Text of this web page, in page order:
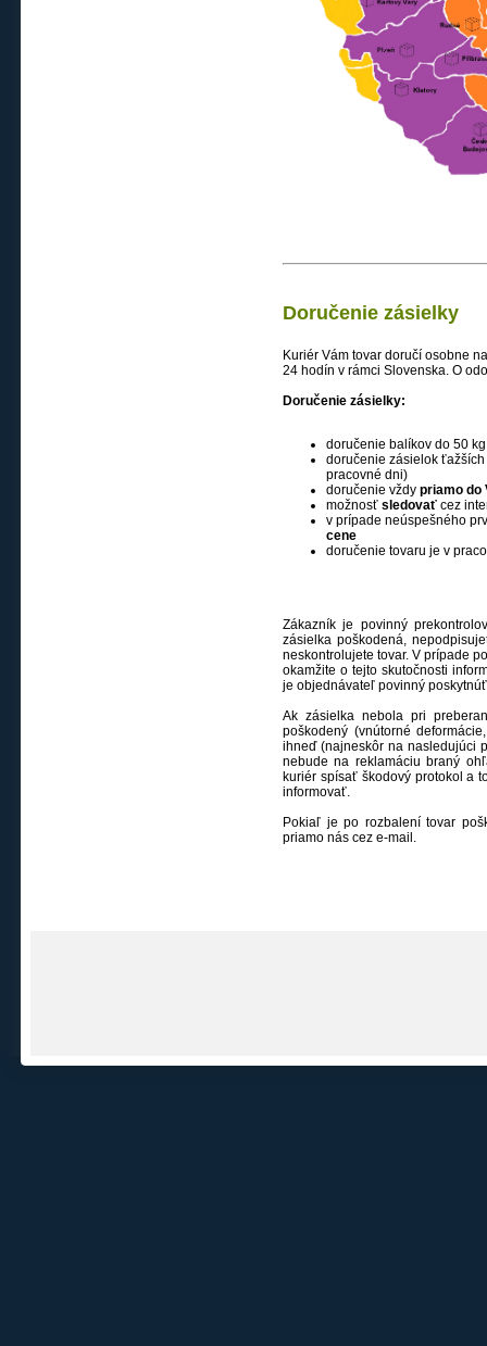
Doručenie zásielky
Kuriér Vám tovar doručí osobne
24 hodín v rámci Slovenska. O
Doručenie zásielky:
doručenie balíkov do 50
doručenie zásielok
pracovné dni)
doručenie vždy priamo do
možnosť sledovať cez
v prípade neúspešného
cene
doručenie tovaru je v
Zákazník je povinný
zásielka poškodená,
neskontrolujete tovar. V prípade
okamžite o tejto skutočnosti
je objednávateľ povinný
Ak zásielka nebola pri
poškodený (vnútorné
ihneď (najneskôr na nasledujúci
nebude na reklamáciu braný
kuriér spísať škodový protokol a
informovať.
Pokiaľ je po rozbalení tovar
priamo nás cez e-mail.